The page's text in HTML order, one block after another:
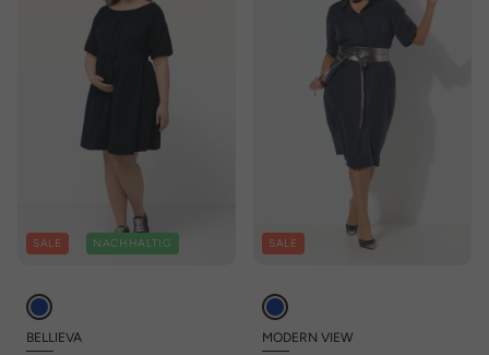
SALE NACHHALTIG
BELLIEVA
SALE
MODERN VIEW